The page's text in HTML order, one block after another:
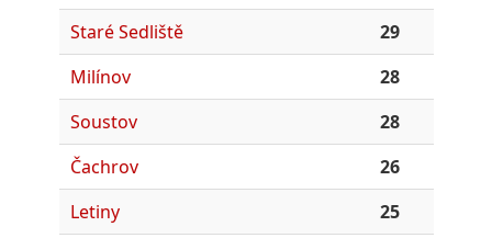
Staré Sedliště
29
Milínov
28
Soustov
28
Čachrov
26
Letiny
25